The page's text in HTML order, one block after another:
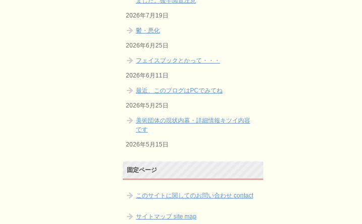
2026年7月19日
鬱・悪化
2026年6月25日
フェイスブックとかって・・・
2026年6月11日
最近、このブログはPCでみてね
2026年5月25日
美術団体の現状内幕・詳細情報キツイ内容
です
2026年5月15日
固定ページ
このサイトに関してのお問い合わせ contact
サイトマップ site map